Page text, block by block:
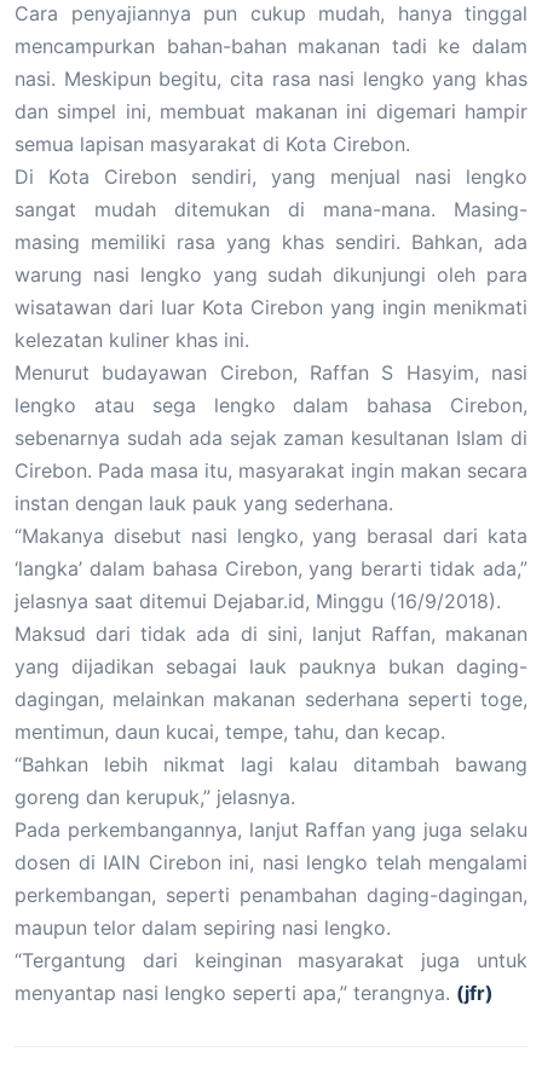
Cara penyajiannya pun cukup mudah, hanya tinggal
mencampurkan bahan-bahan makanan tadi ke dalam
nasi. Meskipun begitu, cita rasa nasi lengko yang khas
dan simpel ini, membuat makanan ini digemari hampir
semua lapisan masyarakat di Kota Cirebon.
Di Kota Cirebon sendiri, yang menjual nasi lengko
sangat mudah ditemukan di mana-mana. Masing-
masing memiliki rasa yang khas sendiri. Bahkan, ada
warung nasi lengko yang sudah dikunjungi oleh para
wisatawan dari luar Kota Cirebon yang ingin menikmati
kelezatan kuliner khas ini.
Menurut budayawan Cirebon, Raffan S Hasyim, nasi
lengko atau sega lengko dalam bahasa Cirebon,
sebenarnya sudah ada sejak zaman kesultanan Islam di
Cirebon. Pada masa itu, masyarakat ingin makan secara
instan dengan lauk pauk yang sederhana.
“Makanya disebut nasi lengko, yang berasal dari kata
‘langka’ dalam bahasa Cirebon, yang berarti tidak ada,”
jelasnya saat ditemui Dejabar.id, Minggu (16/9/2018).
Maksud dari tidak ada di sini, lanjut Raffan, makanan
yang dijadikan sebagai lauk pauknya bukan daging-
dagingan, melainkan makanan sederhana seperti toge,
mentimun, daun kucai, tempe, tahu, dan kecap.
“Bahkan lebih nikmat lagi kalau ditambah bawang
goreng dan kerupuk,” jelasnya.
Pada perkembangannya, lanjut Raffan yang juga selaku
dosen di IAIN Cirebon ini, nasi lengko telah mengalami
perkembangan, seperti penambahan daging-dagingan,
maupun telor dalam sepiring nasi lengko.
“Tergantung dari keinginan masyarakat juga untuk
menyantap nasi lengko seperti apa,” terangnya. (jfr)